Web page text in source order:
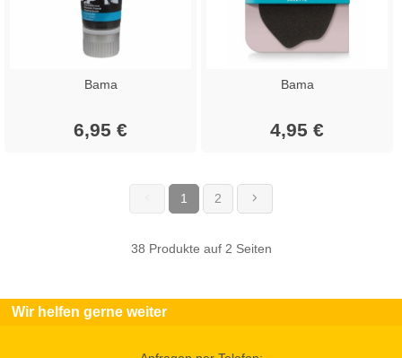
Bama
6,95 €
Bama
4,95 €
1 (current)
2
38 Produkte auf 2 Seiten
Wir helfen gerne weiter